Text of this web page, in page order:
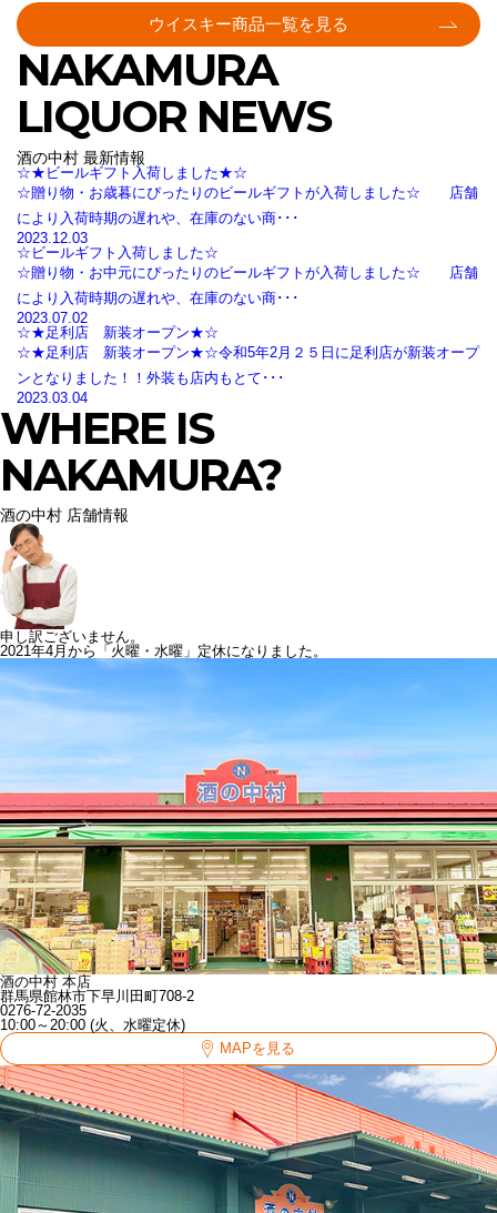
ウイスキー商品一覧を見る
NAKAMURA
LIQUOR NEWS
酒の中村 最新情報
☆★ビールギフト入荷しました★☆
☆贈り物・お歳暮にぴったりのビールギフトが入荷しました☆ 店舗
により入荷時期の遅れや、在庫のない商･･･
2023.12.03
☆ビールギフト入荷しました☆
☆贈り物・お中元にぴったりのビールギフトが入荷しました☆ 店舗
により入荷時期の遅れや、在庫のない商･･･
2023.07.02
☆★足利店 新装オープン★☆
☆★足利店 新装オープン★☆令和5年2月２５日に足利店が新装オープ
ンとなりました！！外装も店内もとて･･･
2023.03.04
WHERE IS
NAKAMURA?
酒の中村 店舗情報
申し訳ございません。
2021年4月から「火曜・水曜」定休になりました。
酒の中村 本店
群馬県館林市下早川田町708-2
0276-72-2035
10:00～20:00 (火、水曜定休)
MAPを見る